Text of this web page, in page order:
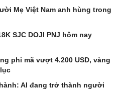
Mẹ Việt Nam anh hùng trong
SJC DOJI PNJ hôm nay
phi mã vượt 4.200 USD, vàng
AI đang trở thành người